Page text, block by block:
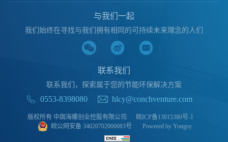
与我们一起
我们始终在寻找与我们拥有相同的可持续未来理念的人们
联系我们
联系我们，探索属于您的节能环保解决方案
0553-8398080 hlcy@conchventure.com
版权所有 中国海螺创业控股有限公司
皖ICP备13015380号-1
皖公网安备 34020702000083号
Powered by Yongsy